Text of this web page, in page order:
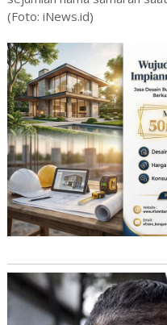
(Foto: iNews.id)